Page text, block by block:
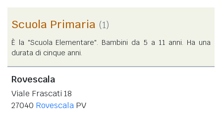
Scuola Primaria (1)
È la "Scuola Elementare". Bambini da 5 a 11 anni. Ha una
durata di cinque anni.
Rovescala
Viale Frascati 18
27040 Rovescala PV